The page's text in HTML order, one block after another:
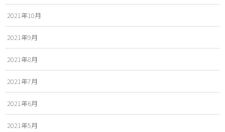
2021年10月
2021年9月
2021年8月
2021年7月
2021年6月
2021年5月